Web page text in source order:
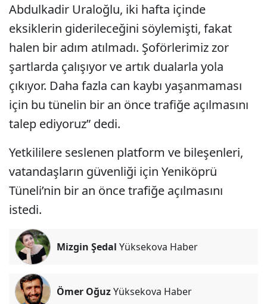
Abdulkadir Uraloğlu, iki hafta içinde
eksiklerin giderileceğini söylemişti, fakat
halen bir adım atılmadı. Şoförlerimiz zor
şartlarda çalışıyor ve artık dualarla yola
çıkıyor. Daha fazla can kaybı yaşanmaması
için bu tünelin bir an önce trafiğe açılmasını
talep ediyoruz” dedi.
Yetkililere seslenen platform ve bileşenleri,
vatandaşların güvenliği için Yeniköprü
Tüneli’nin bir an önce trafiğe açılmasını
istedi.
Mizgin Şedal Yüksekova Haber
Ömer OğuzYüksekova Haber